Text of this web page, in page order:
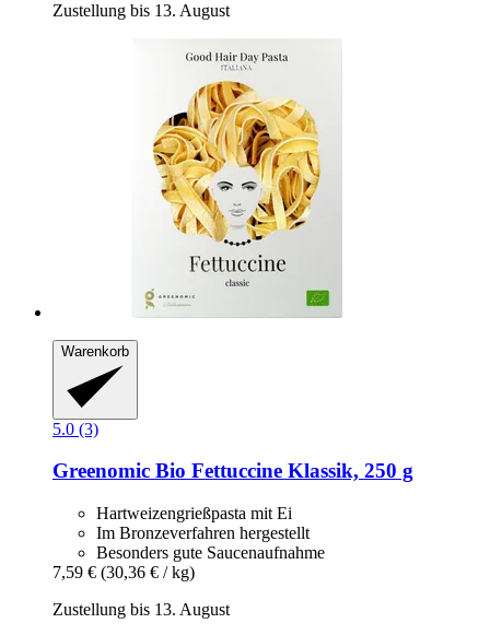
Zustellung bis 13. August
Warenkorb
5.0 (3)
Greenomic Bio Fettuccine Klassik, 250 g
Hartweizengrießpasta mit Ei
Im Bronzeverfahren hergestellt
Besonders gute Saucenaufnahme
7,59 € (30,36 € / kg)
Zustellung bis 13. August